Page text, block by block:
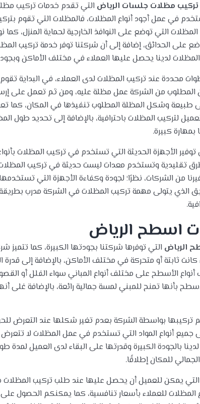
مظلات جلسات الرياض التي تقدم خدمات تركيب
في عمل أجود أنواع المظلات، فالمظلات التي تقوم
التي توضع على النوافذ الخارجية لحماية المنزل،
على الحدائق، إضافة إلى أن شركتنا توفر خدمة تركيب
لدينا يحصل عليها العملاء في مختلف الأماكن
محددة عند تركيب المظلات لدى العملاء، في البداية
المطلوب من الشركة عمل مظلة عليه، ومن ثم تعمل على
طبيعة وشكل المظلة المطلوب تنفيذها في المكان، كما
لتركيب المظلات باحترافية، بالإضافة إلى تحديد طول
كبيرة.
الأجهزة الحديثة التي تستخدم في تركيب المظلات
طرق تقليدية وتستخدم معدات ليست حديثة في تركيب
من الشركات، نظرًا؛ لجودة وكفاءة الأجهزة التي
الذي يتولى مهمة تركيب المظلات في الشركة مدرب
اسطح الرياض
الرياض التي توفرها شركتنا بجودتها الكبيرة، كما تتميز
ثابتة أو متحركة في مختلف الأماكن، بالإضافة إلى قدرة
الأسطح على مختلف أنواع المباني سواء الفلل أو
بأنها تمنح للمبني لمسة جمالية رائعة، بالإضافة غلى
تركيبها بواسطة الشركة بعدم تغير شكلها عند التعرض
جميع أنواع المواد التي تستخدم في عمل المظلات لا
بالجودة الكبيرة وقدرتها على البقاء لدى العميل لمدة
للمكان إطلاقًا.
التي يمكن للعميل أن يحصل عليها عند طلب تركيب
المظلات للعملاء بأسعار تنافسية، كما يمكنكم الحصول